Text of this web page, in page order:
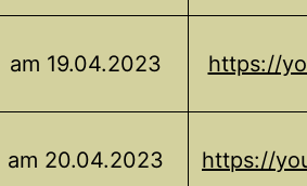
am 19.04.2023 https://
am 20.04.2023 https://